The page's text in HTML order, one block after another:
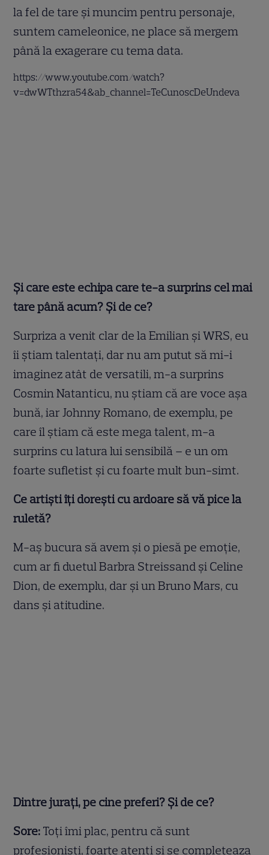
la fel de tare şi muncim pentru personaje,
suntem cameleonice, ne place să mergem
până la exagerare cu tema data.
https://www.youtube.com/watch?
v=dwWTthzra54&ab_channel=TeCunoscDeUndeva
Și care este echipa care te-a surprins cel mai
tare până acum? Și de ce?
Surpriza a venit clar de la Emilian şi WRS, eu
îi ştiam talentaţi, dar nu am putut să mi-i
imaginez atât de versatili, m-a surprins
Cosmin Natanticu, nu ştiam că are voce aşa
bună, iar Johnny Romano, de exemplu, pe
care îl ştiam că este mega talent, m-a
surprins cu latura lui sensibilă – e un om
foarte sufletist şi cu foarte mult bun-simt.
Ce artiști îți dorești cu ardoare să vă pice la
ruletă?
M-aş bucura să avem şi o piesă pe emoţie,
cum ar fi duetul Barbra Streissand şi Celine
Dion, de exemplu, dar şi un Bruno Mars, cu
dans şi atitudine.
Dintre jurați, pe cine preferi? Și de ce?
Sore: Toţi îmi plac, pentru că sunt
profesionişti, foarte atenţi şi se completeaza